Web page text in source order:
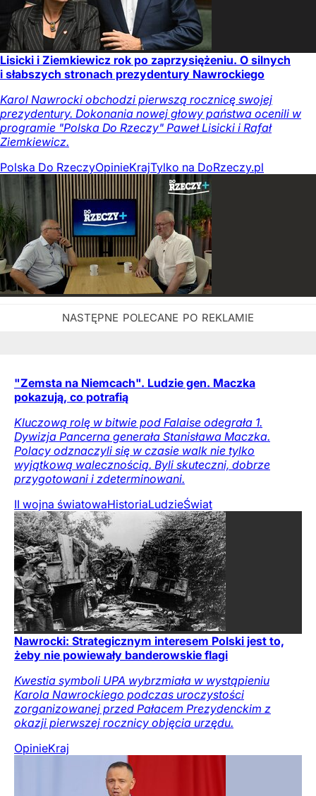
Lisicki i Ziemkiewicz rok po zaprzysiężeniu. O silnych
i słabszych stronach prezydentury Nawrockiego
Karol Nawrocki obchodzi pierwszą rocznicę swojej
prezydentury. Dokonania nowej głowy państwa ocenili w
programie "Polska Do Rzeczy" Paweł Lisicki i Rafał
Ziemkiewicz.
Polska Do RzeczyOpinieKrajTylko na DoRzeczy.pl
"Zemsta na Niemcach". Ludzie gen. Maczka
pokazują, co potrafią
Kluczową rolę w bitwie pod Falaise odegrała 1.
Dywizja Pancerna generała Stanisława Maczka.
Polacy odznaczyli się w czasie walk nie tylko
wyjątkową walecznością. Byli skuteczni, dobrze
przygotowani i zdeterminowani.
II wojna światowaHistoriaLudzieŚwiat
Nawrocki: Strategicznym interesem Polski jest to,
żeby nie powiewały banderowskie flagi
Kwestia symboli UPA wybrzmiała w wystąpieniu
Karola Nawrockiego podczas uroczystości
zorganizowanej przed Pałacem Prezydenckim z
okazji pierwszej rocznicy objęcia urzędu.
OpinieKraj